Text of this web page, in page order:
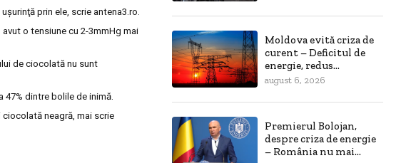
prin ele, scrie antena3.ro.
o tensiune cu 2-3mmHg mai
de ciocolată nu sunt
dintre bolile de inimă.
neagră, mai scrie
Moldova evită criza de
curent – Deficitul de
energie, redus...
august 6, 2026
Premierul Bolojan,
despre criza de energie
– România nu mai...